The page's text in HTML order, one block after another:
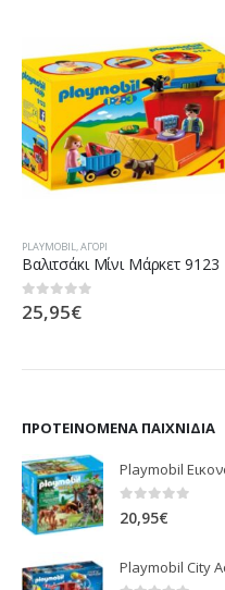
PLAYMOBIL,ΑΓΌΡΙ
Βαλιτσάκι Μίνι Μάρκετ 9123
0out of 5
25,95€
ΠΡΟΤΕΙΝΌΜΕΝΑ ΠΑΙΧΝΊΔΙΑ
0 out of 5
20,95€